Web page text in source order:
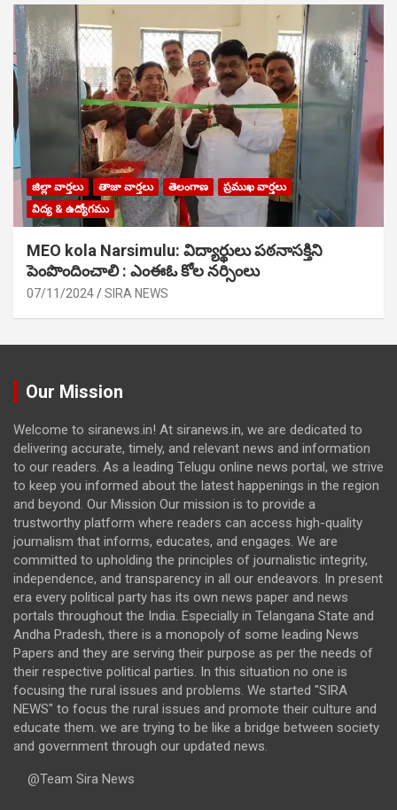
జిల్లా వార్తలు తాజా వార్తలు తెలంగాణ
ప్రముఖ వార్తలు
విద్య & ఉద్యోగము
MEO kola Narsimulu: విద్యార్థులు పఠ‌నాసక్తిని
పెంపొందించాలి : ఎంఈఓ కోల నర్సింలు
07/11/2024 SIRA NEWS
Our Mission
Welcome to siranews.in! At siranews.in, we are dedicated to
delivering accurate, timely, and relevant news and information
to our readers. As a leading Telugu online news portal, we strive
to keep you informed about the latest happenings in the region
and beyond. Our Mission Our mission is to provide a
trustworthy platform where readers can access high-quality
journalism that informs, educates, and engages. We are
committed to upholding the principles of journalistic integrity,
independence, and transparency in all our endeavors. In present
era every political party has its own news paper and news
portals throughout the India. Especially in Telangana State and
Andha Pradesh, there is a monopoly of some leading News
Papers and they are serving their purpose as per the needs of
their respective political parties. In this situation no one is
focusing the rural issues and problems. We started "SIRA
NEWS" to focus the rural issues and promote their culture and
educate them. we are trying to be like a bridge between society
and government through our updated news.
@Team Sira News